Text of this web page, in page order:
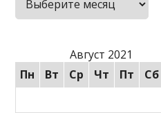
Август 2021
Пн
Вт Ср Чт Пт Сб